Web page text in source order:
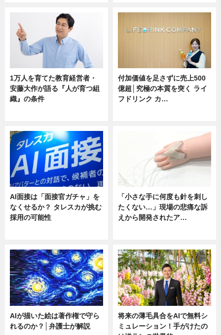
1万人を育てた教育経営者・
安藤大作が語る『人が育つ組
織』の条件
付加価値を足さずに売上500
億超│究極の本質を突く ライ
フドリンク カ…
AI面接は「面接官ガチャ」を
なくせるか？ タレスカが挑む
採用の可能性
「小さな手に何度も針を刺し
たくない…」現場の悲痛な訴
えから開発されたア…
AIが描いた絵は著作権で守ら
れるのか？│弁護士が解説
将来の薄毛具合をAIで無料シ
ミュレーション！手がけたの